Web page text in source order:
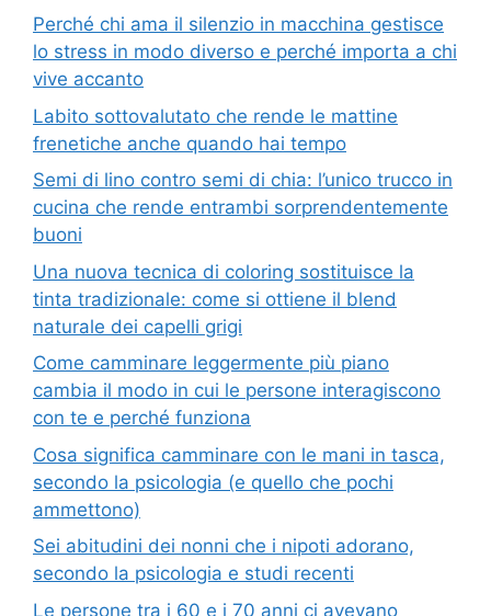
Perché chi ama il silenzio in macchina gestisce
lo stress in modo diverso e perché importa a chi
vive accanto
Labito sottovalutato che rende le mattine
frenetiche anche quando hai tempo
Semi di lino contro semi di chia: l’unico trucco in
cucina che rende entrambi sorprendentemente
buoni
Una nuova tecnica di coloring sostituisce la
tinta tradizionale: come si ottiene il blend
naturale dei capelli grigi
Come camminare leggermente più piano
cambia il modo in cui le persone interagiscono
con te e perché funziona
Cosa significa camminare con le mani in tasca,
secondo la psicologia (e quello che pochi
ammettono)
Sei abitudini dei nonni che i nipoti adorano,
secondo la psicologia e studi recenti
Le persone tra i 60 e i 70 anni ci avevano